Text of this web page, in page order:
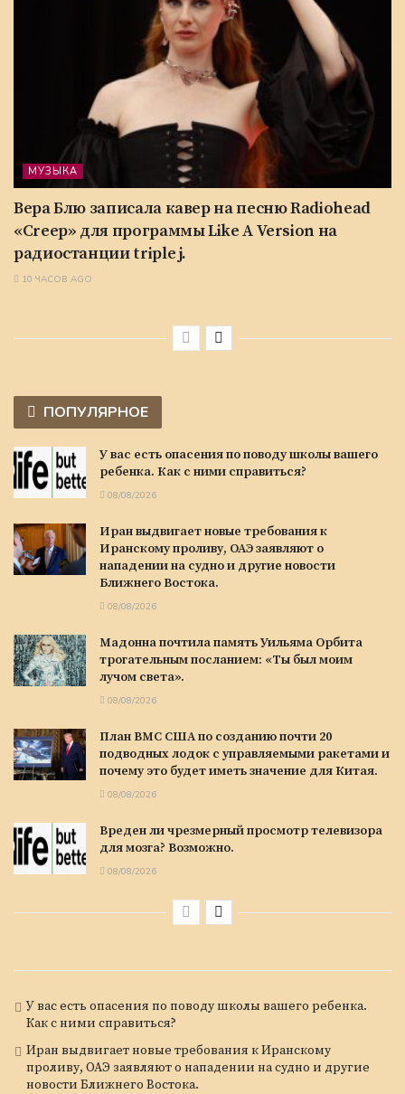
МУЗЫКА
Вера Блю записала кавер на песню Radiohead
«Creep» для программы Like A Version на
радиостанции triple j.
10 ЧАСОВ AGO
ПОПУЛЯРНОЕ
У вас есть опасения по поводу школы вашего
ребенка. Как с ними справиться?
08/08/2026
Иран выдвигает новые требования к
Иранскому проливу, ОАЭ заявляют о
нападении на судно и другие новости
Ближнего Востока.
08/08/2026
Мадонна почтила память Уильяма Орбита
трогательным посланием: «Ты был моим
лучом света».
08/08/2026
План ВМС США по созданию почти 20
подводных лодок с управляемыми ракетами и
почему это будет иметь значение для Китая.
08/08/2026
Вреден ли чрезмерный просмотр телевизора
для мозга? Возможно.
08/08/2026
У вас есть опасения по поводу школы вашего ребенка.
Как с ними справиться?
Иран выдвигает новые требования к Иранскому
проливу, ОАЭ заявляют о нападении на судно и другие
новости Ближнего Востока.